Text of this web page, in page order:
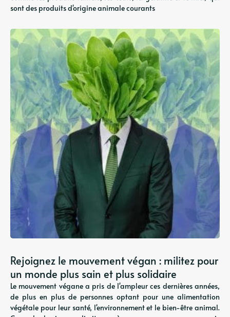
sont des produits d'origine animale courants
Rejoignez le mouvement végan : militez pour
un monde plus sain et plus solidaire
Le mouvement végane a pris de l'ampleur ces dernières années,
de plus en plus de personnes optant pour une alimentation
végétale pour leur santé, l'environnement et le bien-être animal.